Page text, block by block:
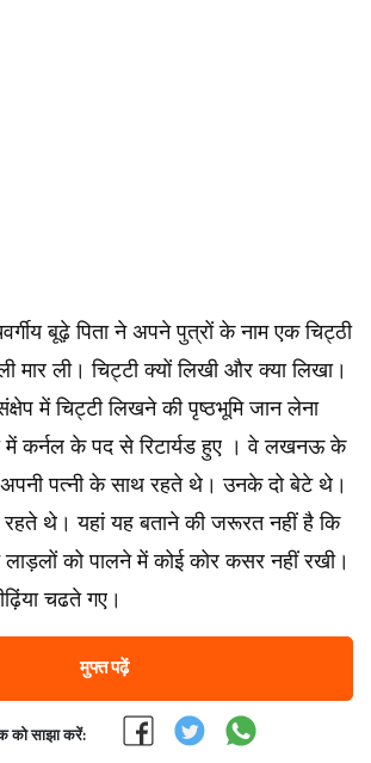
बूढ़े पिता ने अपने पुत्रों के नाम एक चिट्ठी
मार ली। चिट्टी क्यों लिखी और क्या लिखा।
में चिट्टी लिखने की पृष्ठभूमि जान लेना
में कर्नल के पद से रिटार्यड हुए । वे लखनऊ के
अपनी पत्नी के साथ रहते थे। उनके दो बेटे थे।
थे। यहां यह बताने की जरूरत नहीं है कि
लाड़लों को पालने में कोई कोर कसर नहीं रखी।
चढते गए।
मुफ्त पढ़ें
को साझा करें: